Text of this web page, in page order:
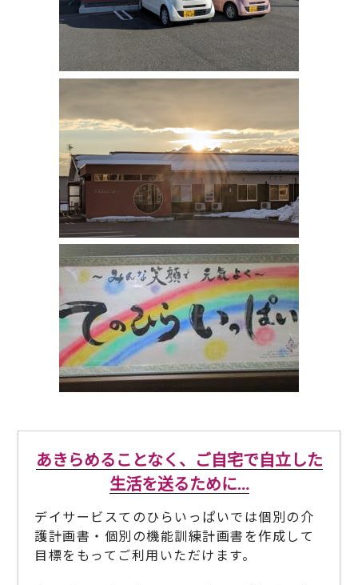
あきらめることなく、ご自宅で自立した
生活を送るために…
デイサービスてのひらいっぱいでは個別の介
護計画書・個別の機能訓練計画書を作成して
目標をもってご利用いただけます。